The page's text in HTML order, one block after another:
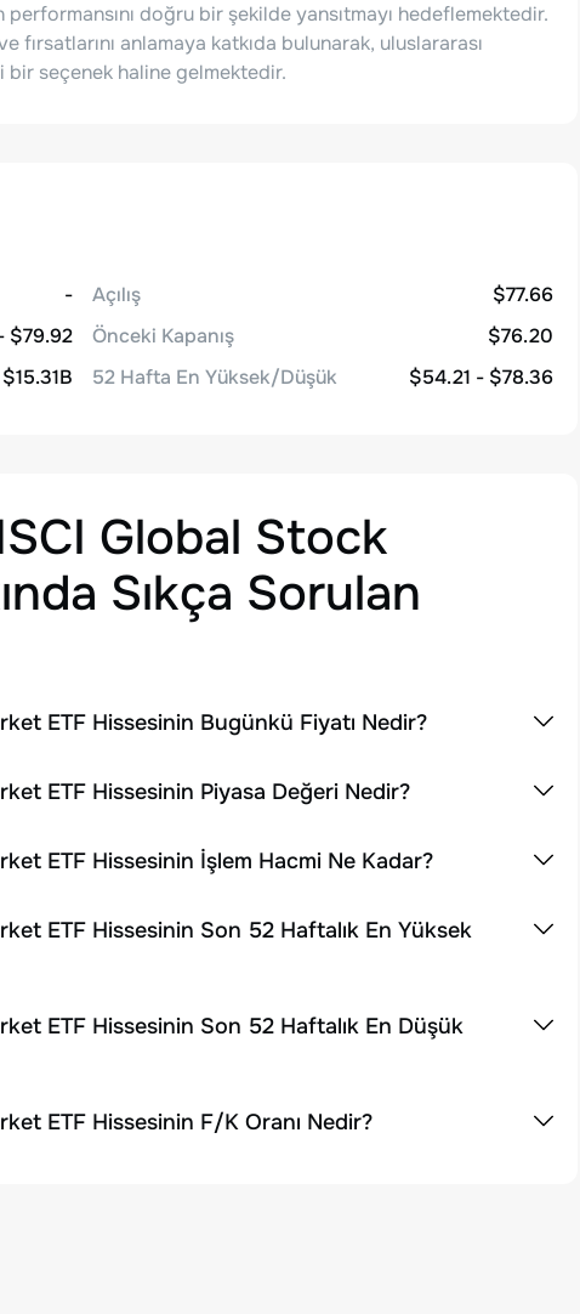
performansını doğru bir şekilde yansıtmayı hedeflemektedir.
fırsatlarını anlamaya katkıda bulunarak, uluslararası
bir seçenek haline gelmektedir.
-
$79.92
$15.31B
Açılış
$77.66
Önceki Kapanış
$76.20
52 Hafta En Yüksek/Düşük
$54.21 - $78.36
Global Stock
Sıkça Sorulan
ETF Hissesinin Bugünkü Fiyatı Nedir?
ETF Hissesinin Piyasa Değeri Nedir?
ETF Hissesinin İşlem Hacmi Ne Kadar?
ETF Hissesinin Son 52 Haftalık En Yüksek
ETF Hissesinin Son 52 Haftalık En Düşük
ETF Hissesinin F/K Oranı Nedir?